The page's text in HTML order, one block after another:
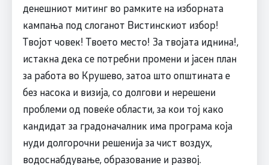
денешниот митинг во рамките на изборната
кампања под слоганот Вистинскиот избор!
Твојот човек! Твоето место! За твојата иднина!,
истакна дека се потребни промени и јасен план
за работа во Крушево, затоа што општината е
без насока и визија, со долгови и нерешени
проблеми од повеќе области, за кои тој како
кандидат за градоначалник има програма која
нуди долгорочни решенија за чист воздух,
водоснабдување, образование и развој.